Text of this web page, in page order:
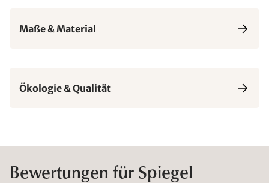
Maße & Material
Ökologie & Qualität
Bewertungen für Spiegel